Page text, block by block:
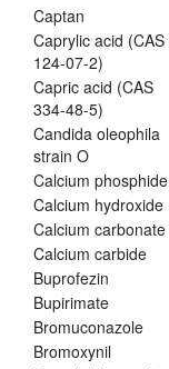
Captan
Caprylic acid (CAS
124-07-2)
Capric acid (CAS
334-48-5)
Candida oleophila
strain O
Calcium phosphide
Calcium hydroxide
Calcium carbonate
Calcium carbide
Buprofezin
Bupirimate
Bromuconazole
Bromoxynil